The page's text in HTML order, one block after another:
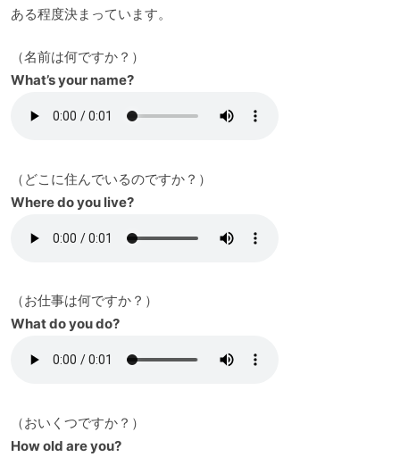
ある程度決まっています。
（名前は何ですか？）
What’s your name?
（どこに住んでいるのですか？）
Where do you live?
（お仕事は何ですか？）
What do you do?
（おいくつですか？）
How old are you?